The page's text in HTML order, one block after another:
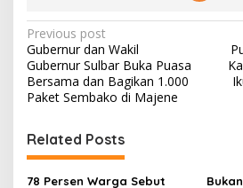
P
o
s
t
n
a
Previous post
Gubernur dan Wakil
Gubernur Sulbar Buka Puasa
Bersama dan Bagikan 1.000
Paket Sembako di Majene
Related Posts
78 Persen Warga Sebut